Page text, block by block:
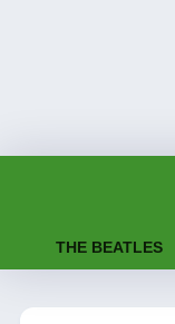
THE BEATLES